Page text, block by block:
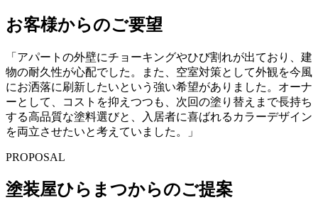
お客様からのご要望
「アパートの外壁にチョーキングやひび割れが出ており、建
物の耐久性が心配でした。また、空室対策として外観を今風
にお洒落に刷新したいという強い希望がありました。オーナ
ーとして、コストを抑えつつも、次回の塗り替えまで長持ち
する高品質な塗料選びと、入居者に喜ばれるカラーデザイン
を両立させたいと考えていました。」
PROPOSAL
塗装屋ひらまつからのご提案